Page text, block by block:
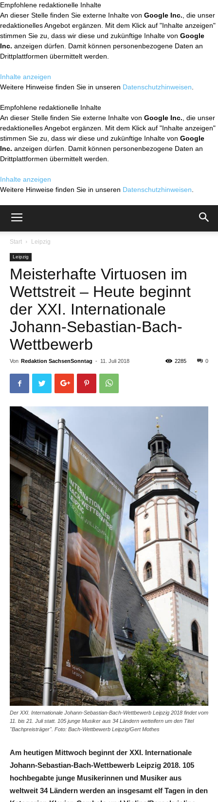
Empfohlene redaktionelle Inhalte
An dieser Stelle finden Sie externe Inhalte von Google Inc. , die unser
redaktionelles Angebot ergänzen. Mit dem Klick auf "Inhalte anzeigen"
stimmen Sie zu, dass wir diese und zukünftige Inhalte von Google
Inc. anzeigen dürfen. Damit können personenbezogene Daten an
Drittplattformen übermittelt werden.
Inhalte anzeigen
Weitere Hinweise finden Sie in unseren Datenschutzhinweisen
Empfohlene redaktionelle Inhalte
An dieser Stelle finden Sie externe Inhalte von Google Inc. , die unser
redaktionelles Angebot ergänzen. Mit dem Klick auf "Inhalte anzeigen"
stimmen Sie zu, dass wir diese und zukünftige Inhalte von Google
Inc. anzeigen dürfen. Damit können personenbezogene Daten an
Drittplattformen übermittelt werden.
Inhalte anzeigen
Weitere Hinweise finden Sie in unseren Datenschutzhinweisen
Start Leipzig
Leipzig
Meisterhafte Virtuosen im
Wettstreit – Heute beginnt
der XXI. Internationale
Johann-Sebastian-Bach-
Wettbewerb
Von Redaktion SachsenSonntag - 11. Juli 2018 0
2285
Der XXI. Internationale Johann-Sebastian-Bach-Wettbewerb Leipzig 2018 findet vom
11. bis 21. Juli statt. 105 junge Musiker aus 34 Ländern wetteifern um den Titel
"Bachpreisträger". Foto: Bach-Wettbewerb Leipzig/Gert Mothes
Am heutigen Mittwoch beginnt der XXI. Internationale
Johann-Sebastian-Bach-Wettbewerb Leipzig 2018. 105
hochbegabte junge Musikerinnen und Musiker aus
weltweit 34 Ländern werden an insgesamt elf Tagen in den